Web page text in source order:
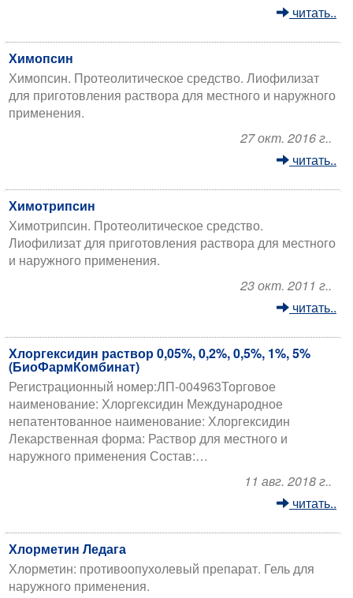
читать..
Химопсин
Химопсин. Протеолитическое средство. Лиофилизат
для приготовления раствора для местного и наружного
применения.
27 окт. 2016 г..
читать..
Химотрипсин
Химотрипсин. Протеолитическое средство.
Лиофилизат для приготовления раствора для местного
и наружного применения.
23 окт. 2011 г..
читать..
Хлоргексидин раствор 0,05%, 0,2%, 0,5%, 1%, 5%
(БиоФармКомбинат)
Регистрационный номер:ЛП-004963Торговое
наименование: Хлоргексидин Международное
непатентованное наименование: Хлоргексидин
Лекарственная форма: Раствор для местного и
наружного применения Состав:…
11 авг. 2018 г..
читать..
Хлорметин Ледага
Хлорметин: противоопухолевый препарат. Гель для
наружного применения.